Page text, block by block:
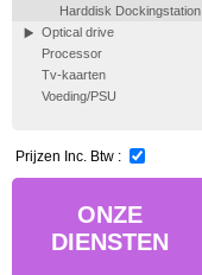
Harddisk Dockingstation
Optical drive
Processor
Tv-kaarten
Voeding/PSU
Prijzen Inc. Btw :
ONZE
DIENSTEN